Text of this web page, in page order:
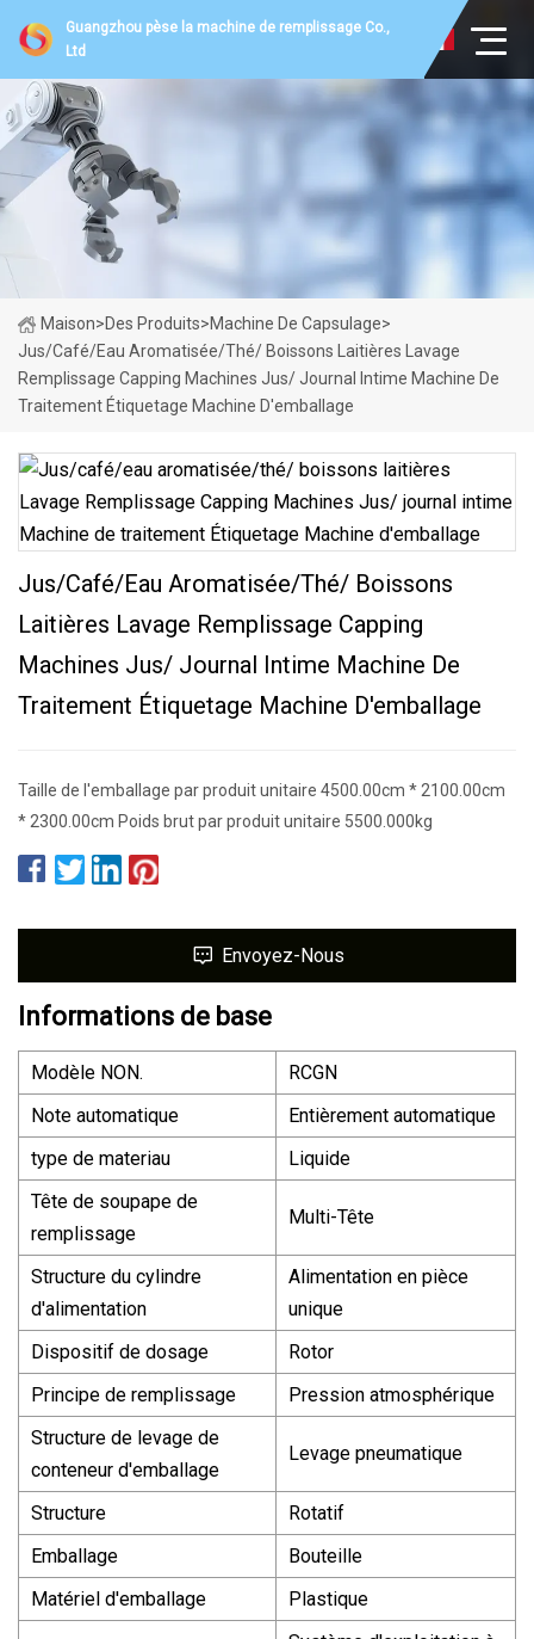
Guangzhou pèse la machine de remplissage Co.,
Ltd
Maison>Des Produits>Machine De Capsulage>
Jus/café/eau Aromatisée/thé/ Boissons Laitières Lavage
Remplissage Capping Machines Jus/ Journal Intime Machine De
Traitement Étiquetage Machine D'emballage
Jus/café/eau Aromatisée/thé/ Boissons
Laitières Lavage Remplissage Capping
Machines Jus/ Journal Intime Machine De
Traitement Étiquetage Machine D'emballage
Taille de l'emballage par produit unitaire 4500.00cm * 2100.00cm
* 2300.00cm Poids brut par produit unitaire 5500.000kg
Envoyez-Nous
Informations de base
Modèle NON.
RCGN
Note automatique
Entièrement automatique
type de materiau
Liquide
Tête de soupape de
remplissage
Multi-Tête
Structure du cylindre
d'alimentation
Alimentation en pièce
unique
Dispositif de dosage
Rotor
Principe de remplissage
Pression atmosphérique
Structure de levage de
conteneur d'emballage
Levage pneumatique
Structure
Rotatif
Emballage
Bouteille
Matériel d'emballage
Plastique